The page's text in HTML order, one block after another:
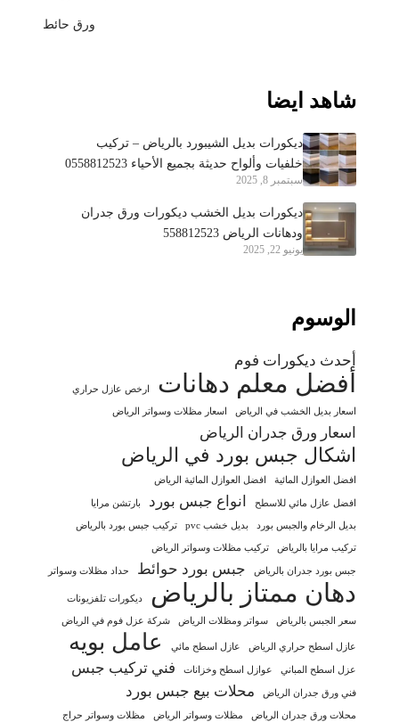
ورق حائط
شاهد ايضا
ديكورات بديل الشيبورد بالرياض – تركيب
خلفيات وألواح حديثة بجميع الأحياء 0558812523
سبتمبر 8, 2025
ديكورات بديل الخشب ديكورات ورق جدران
ودهانات الرياض 558812523
يونيو 22, 2025
الوسوم
أحدث ديكورات فوم
أفضل معلم دهانات ارخص عازل حراري
اسعار بديل الخشب في الرياض اسعار مظلات وسواتر الرياض
اسعار ورق جدران الرياض
اشكال جبس بورد في الرياض
افضل العوازل المائية افضل العوازل المائية الرياض
افضل عازل مائي للاسطح انواع جبس بورد بارتشن مرايا
بديل الرخام والجبس بورد بديل خشب pvc تركيب جبس بورد بالرياض
تركيب مرايا بالرياض تركيب مظلات وسواتر الرياض
جبس بورد جدران بالرياض جبس بورد حوائط حداد مظلات وسواتر
دهان ممتاز بالرياض ديكورات تلفزيونات
سعر الجبس بالرياض سواتر ومظلات الرياض شركة عزل فوم في الرياض
عازل اسطح حراري الرياض عازل اسطح مائي عامل بويه
عزل اسطح المباني عوازل اسطح وخزانات فني تركيب جبس
فني ورق جدران الرياض محلات بيع جبس بورد
محلات ورق جدران الرياض مظلات وسواتر الرياض مظلات وسواتر حراج